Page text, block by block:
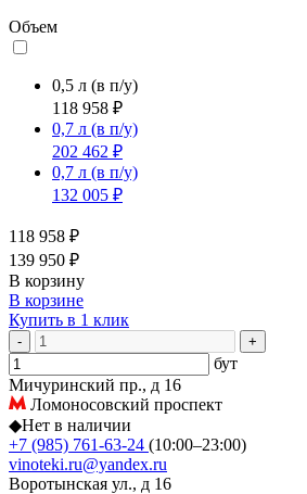
Объем
0,5 л (в п/у)
118 958 ₽
0,7 л (в п/у)
202 462 ₽
0,7 л (в п/у)
132 005 ₽
118 958 ₽
139 950 ₽
В корзину
В корзине
Купить в 1 клик
- +
бут
Мичуринский пр., д 16
Ломоносовский проспект
◆Нет в наличии
+7 (985) 761-63-24 (10:00–23:00)
vinoteki.ru@yandex.ru
Воротынская ул., д 16